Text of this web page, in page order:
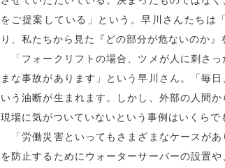
をご提案している」という。早川さんたちは
り、私たちから見た『どの部分が危ないのか
「フォークリフトの場合、ツメが人に刺さ
まな事故があります」という早川さん。「毎
いう油断が生まれます。しかし、外部の人間
現場に気がついていないという事例はいくらで
「労働災害といってもさまざまなケースが
を防止するためにウォーターサーバーの設置